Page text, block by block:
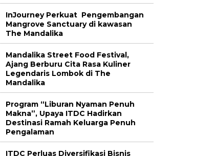
InJourney Perkuat Pengembangan
Mangrove Sanctuary di kawasan
The Mandalika
Mandalika Street Food Festival,
Ajang Berburu Cita Rasa Kuliner
Legendaris Lombok di The
Mandalika
Program “Liburan Nyaman Penuh
Makna”, Upaya ITDC Hadirkan
Destinasi Ramah Keluarga Penuh
Pengalaman
ITDC Perluas Diversifikasi Bisnis